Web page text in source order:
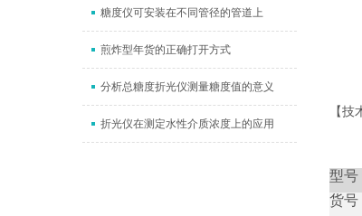
糖度仪可安装在不同管径的管道上
煎炸型年货的正确打开方式
分析总糖度折光仪测量糖度值的意义
折光仪在测定水性介质浓度上的应用
【技
型号
货号